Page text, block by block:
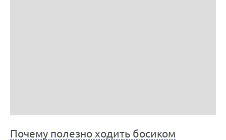
Почему полезно ходить босиком